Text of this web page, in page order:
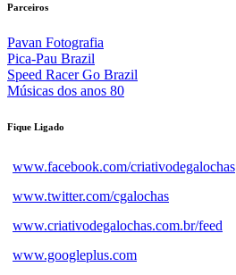
Parceiros
Pavan Fotografia
Pica-Pau Brazil
Speed Racer Go Brazil
Músicas dos anos 80
Fique Ligado
www.facebook.com/criativodegalochas
www.twitter.com/cgalochas
www.criativodegalochas.com.br/feed
www.googleplus.com